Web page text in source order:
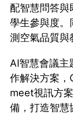
配智慧問答
學生參與度。
測空氣品質與
AI智慧會議主
作解決方案
meet視訊方
備，打造智